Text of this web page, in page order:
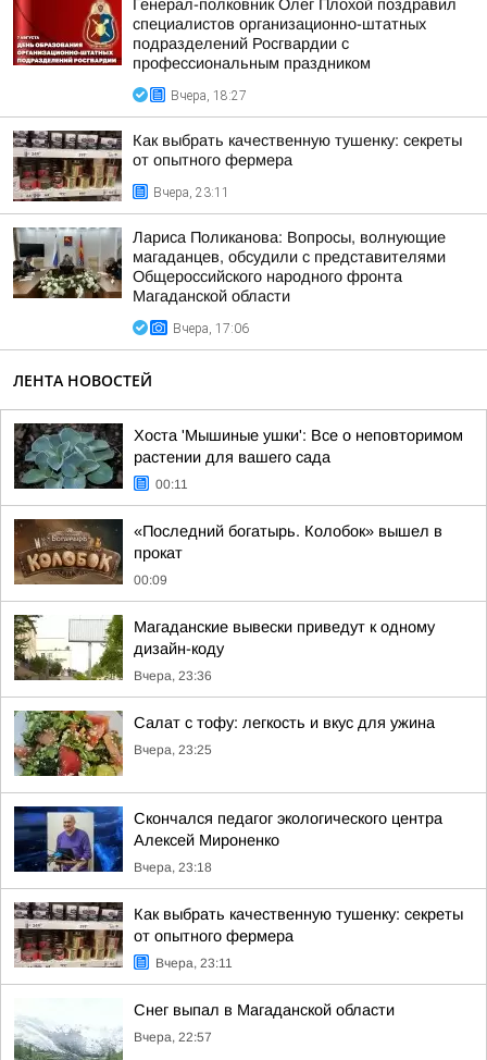
Генерал-полковник Олег Плохой поздравил
специалистов организационно-штатных
подразделений Росгвардии с
профессиональным праздником
Вчера, 18:27
Как выбрать качественную тушенку: секреты
от опытного фермера
Вчера, 23:11
Лариса Поликанова: Вопросы, волнующие
магаданцев, обсудили с представителями
Общероссийского народного фронта
Магаданской области
Вчера, 17:06
ЛЕНТА НОВОСТЕЙ
Хоста 'Мышиные ушки': Все о неповторимом
растении для вашего сада
00:11
«Последний богатырь. Колобок» вышел в
прокат
00:09
Магаданские вывески приведут к одному
дизайн-коду
Вчера, 23:36
Салат с тофу: легкость и вкус для ужина
Вчера, 23:25
Скончался педагог экологического центра
Алексей Мироненко
Вчера, 23:18
Как выбрать качественную тушенку: секреты
от опытного фермера
Вчера, 23:11
Снег выпал в Магаданской области
Вчера, 22:57